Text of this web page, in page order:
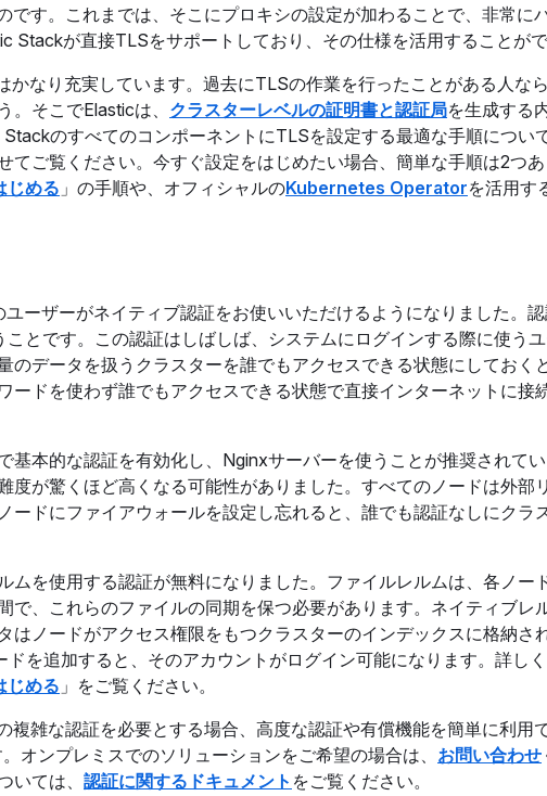
です。これまでは、そこにプロキシの設定が加わることで、非常に
Stackが直接TLSをサポートしており、その仕様を活用することがで
かなり充実しています。過去にTLSの作業を行ったことがある人な
。そこでElasticは、 クラスターレベルの証明書と認証局を生成する
のすべてのコンポーネントにTLSを設定する最適な手順につい
てご覧ください。今すぐ設定をはじめたい場合、簡単な手順は2つ
じめる 」の手順や、オフィシャルのKubernetes Operatorを活用す
ーザーがネイティブ認証をお使いいただけるようになりました。
とです。この認証はしばしば、システムにログインする際に使う
のデータを扱うクラスターを誰でもアクセスできる状態にしておく
ードを使わず誰でもアクセスできる状態で直接インターネットに接
基本的な認証を有効化し、Nginxサーバーを使うことが推奨されて
度が驚くほど高くなる可能性がありました。すべてのノードは外部
ードにファイアウォールを設定し忘れると、誰でも認証なしにクラ
ムを使用する認証が無料になりました。ファイルレルムは、各ノー
で、これらのファイルの同期を保つ必要があります。ネイティブレ
はノードがアクセス権限をもつクラスターのインデックスに格納さ
を追加すると、そのアカウントがログイン可能になります。詳し
じめる 」をご覧ください。
雑な認証を必要とする場合、高度な認証や有償機能を簡単に利用
オンプレミスでのソリューションをご希望の場合は、 お問い合わせ
いては、 認証に関するドキュメント をご覧ください。